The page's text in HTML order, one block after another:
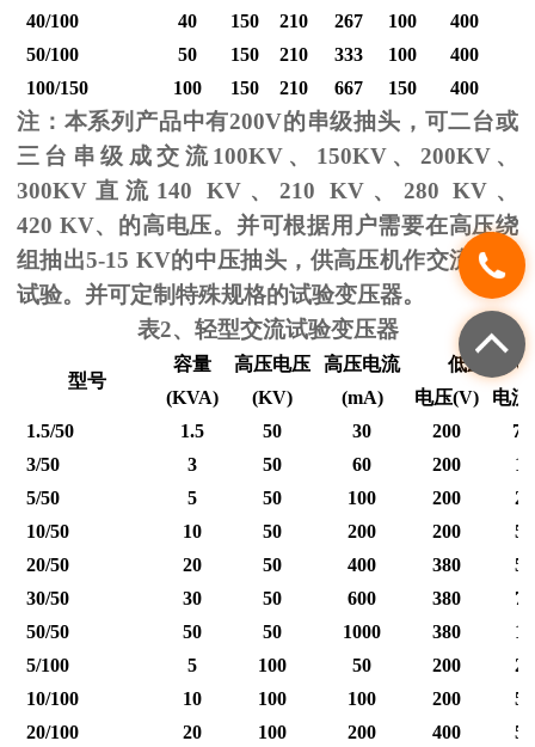
40/100
40 150 210 267 100 400
50/100
50 150 210 333 100 400
100/150
100 150 210 667 150 400
注：本系列产品中有200V的串级抽头，可二台或
三台串级成交流100KV、 150KV、 200KV、
300KV 直流 140 KV、210 KV 、 280 KV 、
420 KV、的高电压。并可根据用户需要在高压绕
组抽出5-15 KV的中压抽头，供高压机作交流耐压
试验。并可定制特殊规格的试验变压器。
表2、轻型交流试验变压器
型号
容量 高压电压 高压电流
低压输入
(KVA)
(KV) (mA) 电压(V) 电流
1.5/50
1.5 50 30 200
7.5
3/50
3 50 60 200
15
5/50
5 50 100 200
25
10/50
10 50 200 200
50
20/50
20 50 400 380
53
30/50
30 50 600 380
79
50/50
50 50 1000 380
12
5/100
5 100 50 200
25
10/100
10 100 100 200
50
20/100
20 100 200 400
50